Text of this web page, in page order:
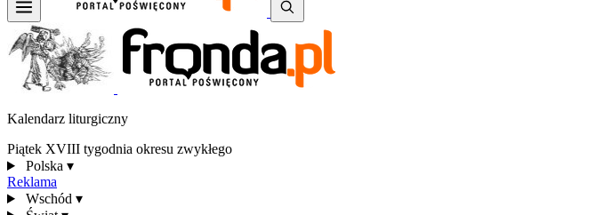
Kalendarz liturgiczny
Piątek XVIII tygodnia okresu zwykłego
Polska ▾
Reklama
Wschód ▾